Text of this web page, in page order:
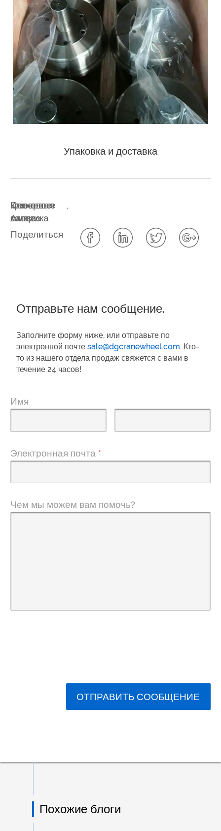
Упаковка и доставка
Ключевые
слова:
крановое
колесо
,
Северная
Америка
Поделиться
Отправьте нам сообщение.
Заполните форму ниже, или отправьте по
электронной почтеsale@dgcranewheel.com. Кто-
то из нашего отдела продаж свяжется с вами в
течение 24 часов!
Имя
Электронная почта *
Чем мы можем вам помочь?
ОТПРАВИТЬ СООБЩЕНИЕ
Похожие блоги